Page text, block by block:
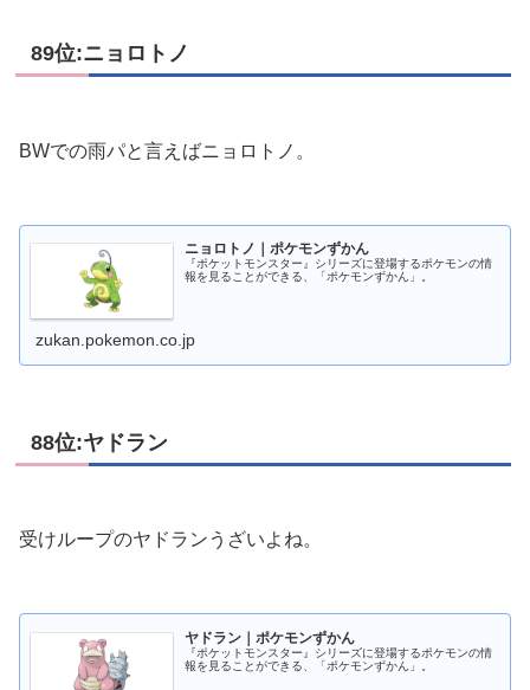
89位:ニョロトノ
BWでの雨パと言えばニョロトノ。
ニョロトノ｜ポケモンずかん
『ポケットモンスター』シリーズに登場するポケモンの情
報を見ることができる、「ポケモンずかん」。
zukan.pokemon.co.jp
88位:ヤドラン
受けループのヤドランうざいよね。
ヤドラン｜ポケモンずかん
『ポケットモンスター』シリーズに登場するポケモンの情
報を見ることができる、「ポケモンずかん」。